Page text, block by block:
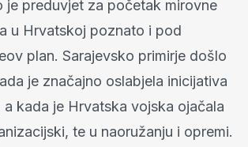
je preduvjet za početak mirovne
u Hrvatskoj poznato i pod
plan. Sarajevsko primirje došlo
je značajno oslabjela inicijativa
a kada je Hrvatska vojska ojačala
te u naoružanju i opremi.